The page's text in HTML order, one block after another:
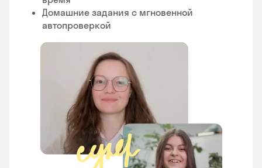
Домашние задания с мгновенной
автопроверкой